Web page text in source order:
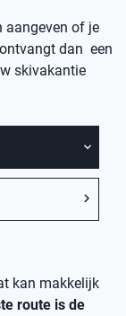
aangeven of je
dan een
skivakantie
kan makkelijk
route is de